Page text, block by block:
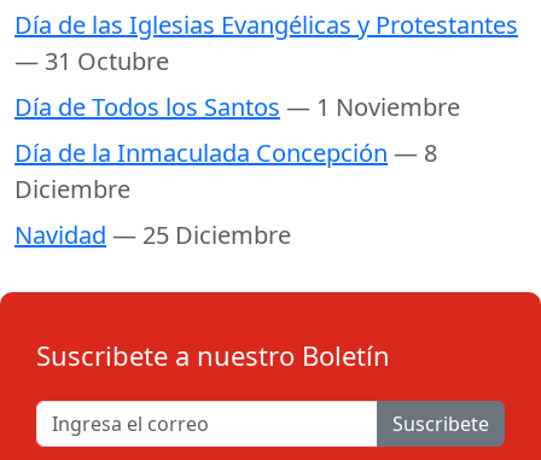
Día de las Iglesias Evangélicas y Protestantes
— 31 Octubre
Día de Todos los Santos — 1 Noviembre
Día de la Inmaculada Concepción — 8
Diciembre
Navidad — 25 Diciembre
Suscribete a nuestro Boletín
Suscribete